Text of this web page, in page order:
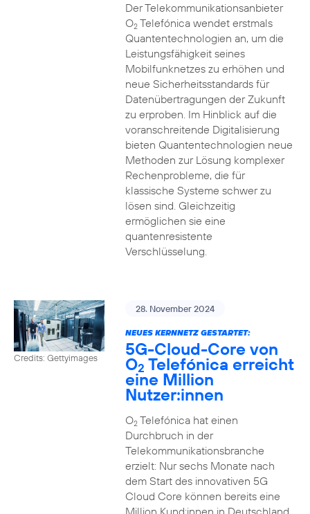
Der Telekommunikationsanbieter
O2Telefónica wendet erstmals
Quantentechnologien an, um die
Leistungsfähigkeit seines
Mobilfunknetzes zu erhöhen und
neue Sicherheitsstandards für
Datenübertragungen der Zukunft
zu erproben. Im Hinblick auf die
voranschreitende Digitalisierung
bieten Quantentechnologien neue
Methoden zur Lösung komplexer
Rechenprobleme, die für
klassische Systeme schwer zu
lösen sind. Gleichzeitig
ermöglichen sie eine
quantenresistente
Verschlüsselung.
Credits: Gettyimages
28. November 2024
NEUES KERNNETZ GESTARTET:
5G-Cloud-Core von
O2 Telefónica erreicht
eine Million
Nutzer:innen
O2Telefónica hat einen
Durchbruch in der
Telekommunikationsbranche
erzielt: Nur sechs Monate nach
dem Start des innovativen 5G
Cloud Core können bereits eine
Million Kund:innen in Deutschland